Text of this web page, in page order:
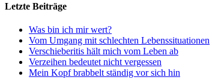
Letzte Beiträge
Was bin ich mir wert?
Vom Umgang mit schlechten Lebenssituationen
Verschieberitis hält mich vom Leben ab
Verzeihen bedeutet nicht vergessen
Mein Kopf brabbelt ständig vor sich hin